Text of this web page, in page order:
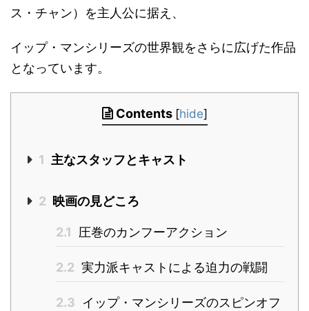
ス・チャン）を主人公に据え、
イップ・マンシリーズの世界観をさらに広げた作品
となっています。
Contents [hide]
1 主なスタッフとキャスト
2 映画の見どころ
2.1 圧巻のカンフーアクション
2.2 実力派キャストによる迫力の戦闘
2.3
イップ・マンシリーズのスピンオフ